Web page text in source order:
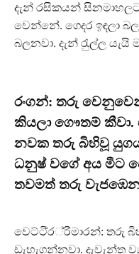
දැන් රසිකයන්
වෙන්නේ. ගෙදර ඉඳලා
බලනවා. දැන් රැුල්ල
රංගන්: තරු
කියලා ගෞතම්
නවක තරු බිහිවූ
ධනුෂ් වගේ අය මීට
තවමත් තරු
වෙට්ටි‍්‍ර‍්‍රිමාරන්: තරු
ඩැහැගන්නවා. දැවැන්ත